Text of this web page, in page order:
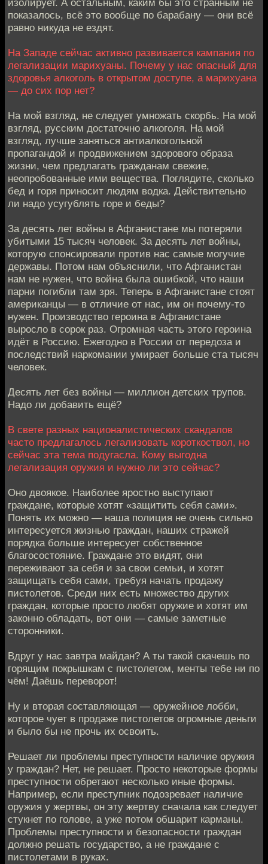
изолирует. А остальным, каким бы это странным не
показалось, всё это вообще по барабану — они всё
равно никуда не ездят.
На Западе сейчас активно развивается кампания по
легализации марихуаны. Почему у нас опасный для
здоровья алкоголь в открытом доступе, а марихуана
— до сих пор нет?
На мой взгляд, не следует умножать скорбь. На мой
взгляд, русским достаточно алкоголя. На мой
взгляд, лучше заняться антиалкогольной
пропагандой и продвижением здорового образа
жизни, чем предлагать гражданам свежие,
неопробованные ими вещества. Поглядите, сколько
бед и горя приносит людям водка. Действительно
ли надо усугублять горе и беды?
За десять лет войны в Афганистане мы потеряли
убитыми 15 тысяч человек. За десять лет войны,
которую спонсировали против нас самые могучие
державы. Потом нам объяснили, что Афганистан
нам не нужен, что война была ошибкой, что наши
парни погибли там зря. Теперь в Афганистане стоят
американцы — в отличие от нас, им он почему-то
нужен. Производство героина в Афганистане
выросло в сорок раз. Огромная часть этого героина
идёт в Россию. Ежегодно в России от передоза и
последствий наркомании умирает больше ста тысяч
человек.
Десять лет без войны — миллион детских трупов.
Надо ли добавить ещё?
В свете разных националистических скандалов
часто предлагалось легализовать короткоствол, но
сейчас эта тема подугасла. Кому выгодна
легализация оружия и нужно ли это сейчас?
Оно двоякое. Наиболее яростно выступают
граждане, которые хотят «защитить себя сами».
Понять их можно — наша полиция не очень сильно
интересуется жизнью граждан, наших стражей
порядка больше интересует собственное
благосостояние. Граждане это видят, они
переживают за себя и за свои семьи, и хотят
защищать себя сами, требуя начать продажу
пистолетов. Среди них есть множество других
граждан, которые просто любят оружие и хотят им
законно обладать, вот они — самые заметные
сторонники.
Вдруг у нас завтра майдан? А ты такой скачешь по
горящим покрышкам с пистолетом, менты тебе ни по
чём! Даёшь переворот!
Ну и вторая составляющая — оружейное лобби,
которое чует в продаже пистолетов огромные деньги
и было бы не прочь их освоить.
Решает ли проблемы преступности наличие оружия
у граждан? Нет, не решает. Просто некоторые формы
преступности обретают несколько иные формы.
Например, если преступник подозревает наличие
оружия у жертвы, он эту жертву сначала как следует
стукнет по голове, а уже потом обшарит карманы.
Проблемы преступности и безопасности граждан
должно решать государство, а не граждане с
пистолетами в руках.